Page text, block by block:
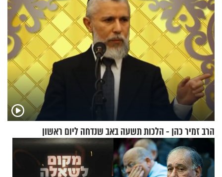
הרב זמיר כהן - הלכות תשעה באב שנדחה ליום ראשון